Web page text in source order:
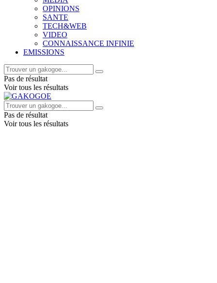
OPINIONS
SANTE
TECH&WEB
VIDEO
CONNAISSANCE INFINIE
EMISSIONS
Pas de résultat
Voir tous les résultats
Pas de résultat
Voir tous les résultats